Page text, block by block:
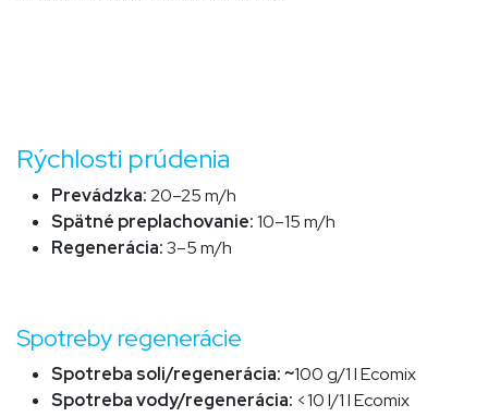
Rýchlosti prúdenia
Prevádzka:20–25 m/h
Spätné preplachovanie:10–15 m/h
Regenerácia:3–5 m/h
Spotreby regenerácie
Spotreba soli/regenerácia: ~100 g/1 l Ecomix
Spotreba vody/regenerácia: <10l/1 l Ecomix